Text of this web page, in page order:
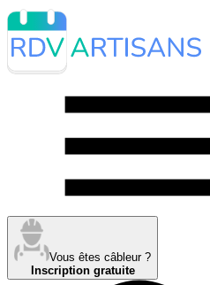
Vous êtes câbleur ?
Inscription gratuite